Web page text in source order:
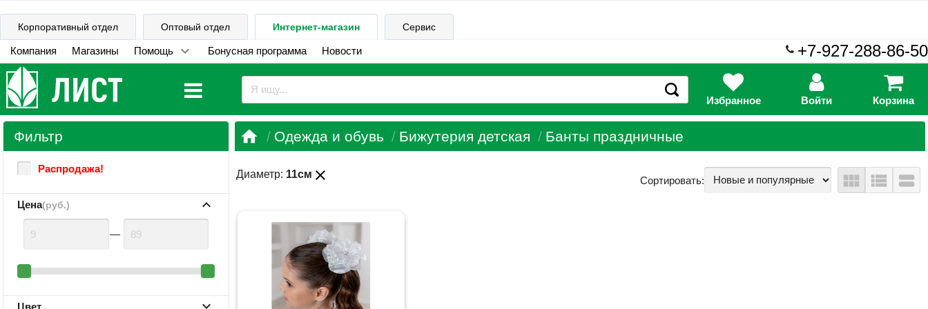
Корпоративный отдел Оптовый отдел Интернет-магазин Сервис
Компания Магазины Помощь Бонусная программа Новости +7-927-288-86-50
Избранное Войти Корзина
Фильтр
Распродажа!
Цена(руб.)
—
Цвет
 Одежда и обувь Бижутерия детская Банты праздничные
Диаметр: 11см close Сортировать: view_module view_list view_stream